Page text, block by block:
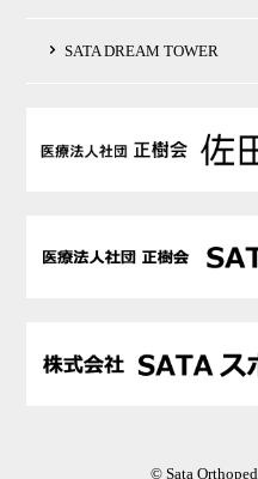
SATA DREAM TOWER
© Sata